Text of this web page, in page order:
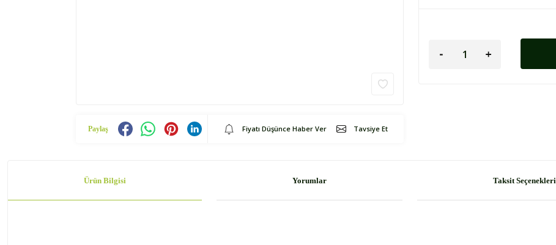
Paylaş Fiyatı Düşünce Haber Ver Tavsiye Et
Ürün Bilgisi Yorumlar Taksit Seçenekleri